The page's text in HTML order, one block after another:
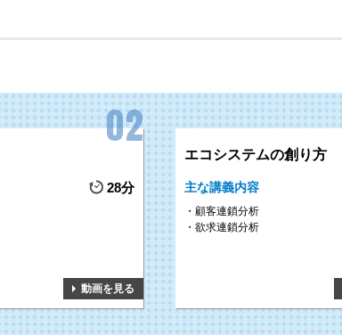
28分
動画を見る
エコシステムの創り方
主な講義内容
顧客連鎖分析
欲求連鎖分析